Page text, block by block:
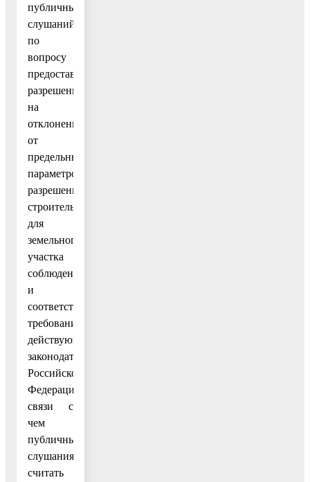
публичных
слушаний
по
вопросу
предоставления
разрешения
на
отклонение
от
предельных
параметров
разрешенного
строительства
для
земельного
участка
соблюдена
и
соответствует
требованиям
действующего
законодательства
Российской
Федерации в
связи с
чем
публичные
слушания
считать